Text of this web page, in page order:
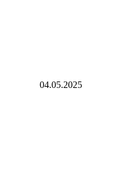
04.05.2025